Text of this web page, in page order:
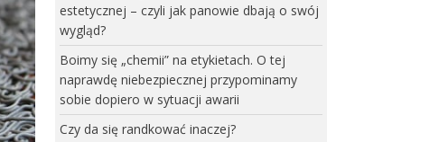
estetycznej – czyli jak panowie dbają o swój
wygląd?
Boimy się „chemii” na etykietach. O tej
naprawdę niebezpiecznej przypominamy
sobie dopiero w sytuacji awarii
Czy da się randkować inaczej?